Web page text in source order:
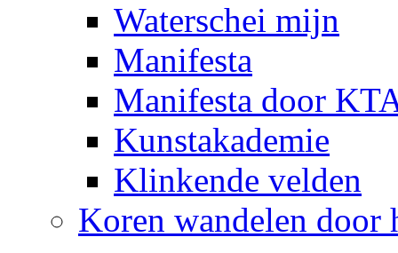
Waterschei mijn
Manifesta
Manifesta door
Kunstakademie
Klinkende velden
Koren wandelen door